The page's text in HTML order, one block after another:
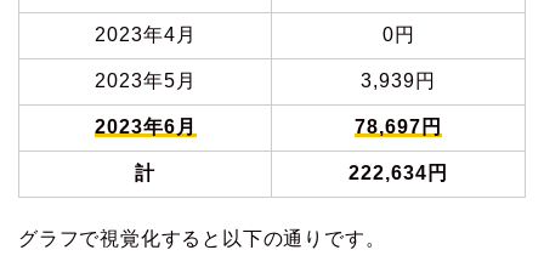
2023年4月 0円
2023年5月 3,939円
2023年6月 78,697 円
計 222,634円
グラフで視覚化すると以下の通りです。